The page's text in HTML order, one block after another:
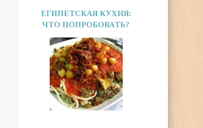
ЕГИПЕТСКАЯ КУХНЯ:
ЧТО ПОПРОБОВАТЬ?